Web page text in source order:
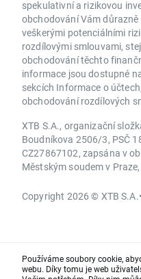
spekulativní a rizikovou
obchodování Vám
veškerými potenciálními
rozdílovými smlouvami,
obchodování těchto
informace jsou dostupné
sekcích Informace o
obchodování rozdílových
XTB S.A., organizační
Boudníkova 2506/3, PSČ
CZ27867102, zapsána v
Městským soudem v
Copyright 2026 © XTB S.A.•
Používáme soubory cookie,
webu. Díky tomu je web